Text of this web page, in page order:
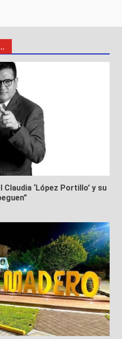
‘López Portillo’ y su